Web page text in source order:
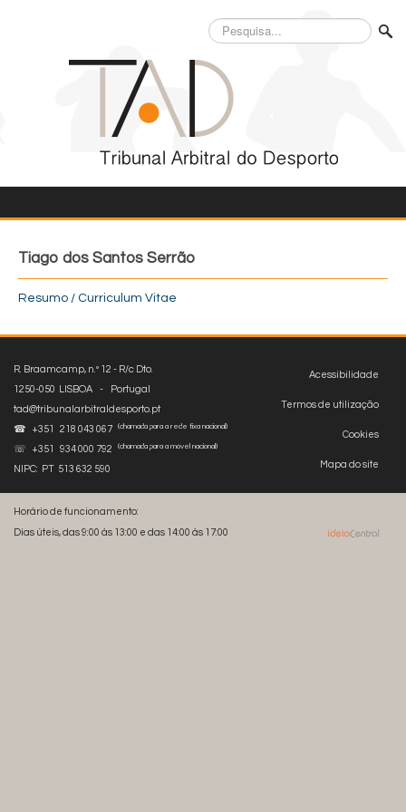
Pesquisa...
Tiago dos Santos Serrão
Resumo / Curriculum Vitae
Acessibilidade
Termos de utilização
Cookies
Mapa do site
R. Braamcamp, n.º 12 - R/c Dto.
1250-050 LISBOA - Portugal
tad@tribunalarbitraldesporto.pt
☎ +351 218 043 067
(chamada para a rede fixa nacional)
☏ +351 934 000 792 (chamada para a móvel nacional)
NIPC: PT 513 632 590
Horário de funcionamento:
Dias úteis, das 9:00 às 13:00 e das 14:00 às 17:00